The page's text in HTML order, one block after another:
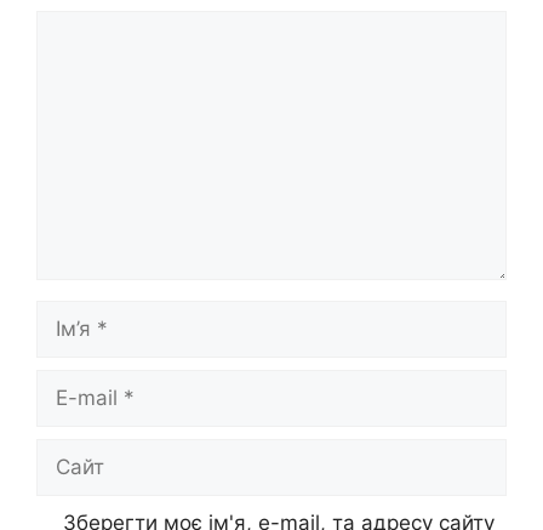
mail
Зберегти моє ім'я, e-mail, та адресу сайту